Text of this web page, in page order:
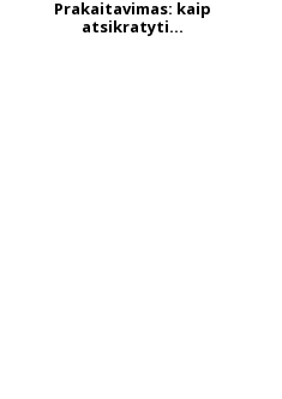
Prakaitavimas: kaip
atsikratyti...